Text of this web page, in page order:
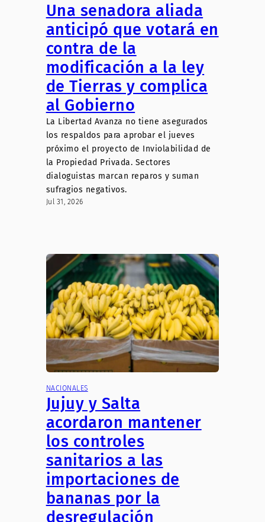
Una senadora aliada
anticipó que votará en
contra de la
modificación a la ley
de Tierras y complica
al Gobierno
La Libertad Avanza no tiene asegurados
los respaldos para aprobar el jueves
próximo el proyecto de Inviolabilidad de
la Propiedad Privada. Sectores
dialoguistas marcan reparos y suman
sufragios negativos.
Jul 31, 2026
NACIONALES
Jujuy y Salta
acordaron mantener
los controles
sanitarios a las
importaciones de
bananas por la
desregulación